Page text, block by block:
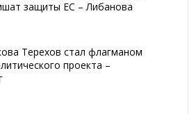
защиты ЕС – Либанова
Терехов стал флагманом
проекта –